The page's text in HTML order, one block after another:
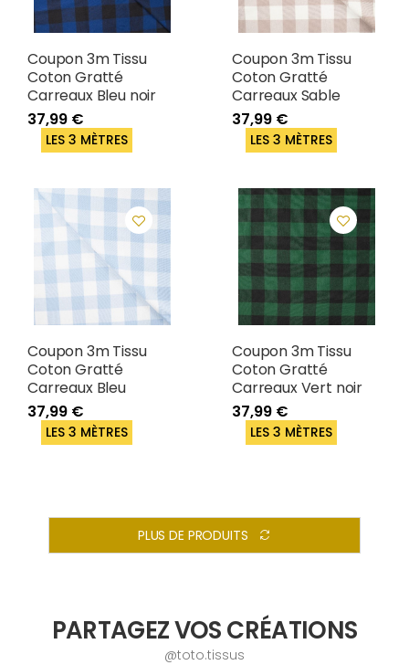
Coupon 3m Tissu
Coton Gratté
Carreaux Bleu noir
37,99 €
LES 3 MÈTRES
Coupon 3m Tissu
Coton Gratté
Carreaux Sable
37,99 €
LES 3 MÈTRES
Coupon 3m Tissu
Coton Gratté
Carreaux Bleu
37,99 €
LES 3 MÈTRES
Coupon 3m Tissu
Coton Gratté
Carreaux Vert noir
37,99 €
LES 3 MÈTRES
PLUS DE PRODUITS
PARTAGEZ VOS CRÉATIONS
@toto.tissus